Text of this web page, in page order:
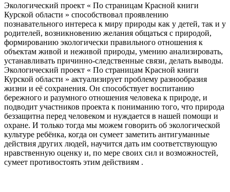
Экологический проект « По страницам Красной книги
Курской области » способствовал проявлению
познавательного интереса к миру природы как у детей, так и у
родителей, возникновению желания общаться с природой,
формированию экологически правильного отношения к
объектам живой и неживой природы, умению анализировать,
устанавливать причинно-следственные связи, делать выводы.
Экологический проект « По страницам Красной книги
Курской области » актуализирует проблему разнообразия
жизни и её сохранения. Он способствует воспитанию
бережного и разумного отношения человека к природе, и
подводит участников проекта к пониманию того, что природа
беззащитна перед человеком и нуждается в нашей помощи и
охране. И только тогда мы можем говорить об экологической
культуре ребёнка, когда он сумеет заметить антигуманные
действия других людей, научится дать им соответствующую
нравственную оценку и, по мере своих сил и возможностей,
сумеет противостоять этим действиям .